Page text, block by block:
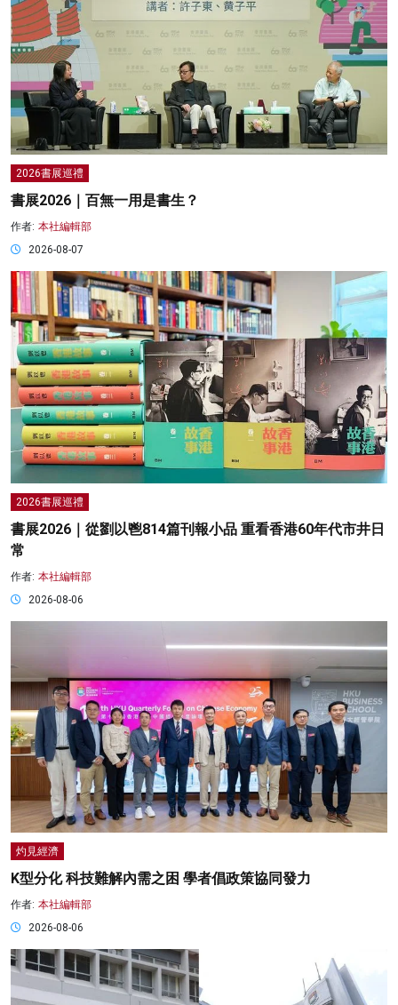
2026書展巡禮
書展2026｜百無一用是書生？
作者: 本社編輯部
2026-08-07
2026書展巡禮
書展2026｜從劉以鬯814篇刊報小品 重看香港60年代市井日
常
作者: 本社編輯部
2026-08-06
灼見經濟
K型分化 科技難解內需之困 學者倡政策協同發力
作者: 本社編輯部
2026-08-06